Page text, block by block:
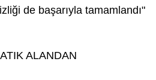
de başarıyla tamamlandı"
ALANDAN